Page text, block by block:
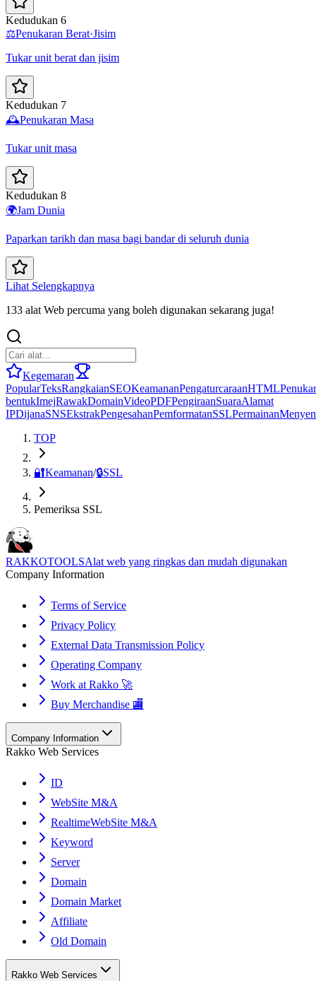
Kedudukan 6
⚖️Penukaran Berat·Jisim
Tukar unit berat dan jisim
Kedudukan 7
🕰️Penukaran Masa
Tukar unit masa
Kedudukan 8
🌍Jam Dunia
Paparkan tarikh dan masa bagi bandar di seluruh dunia
Lihat Selengkapnya
133 alat Web percuma yang boleh digunakan sekarang juga!
Kegemaran
PopularTeksRangkaianSEOKeamananPengaturcaraanHTML
bentukImejRawakDomainVideoPDFPengiraanSuaraAlamat
IPDijanaSNSEkstrakPengesahanPemformatanSSLPermainan
TOP
🔐Keamanan/🔒SSL
Pemeriksa SSL
RAKKOTOOLSAlat web yang ringkas dan mudah digunakan
Company Information
Terms of Service
Privacy Policy
External Data Transmission Policy
Operating Company
Work at Rakko 🚀
Buy Merchandise 🏬
Company Information
Rakko Web Services
ID
WebSite M&A
RealtimeWebSite M&A
Keyword
Server
Domain
Domain Market
Affiliate
Old Domain
Rakko Web Services